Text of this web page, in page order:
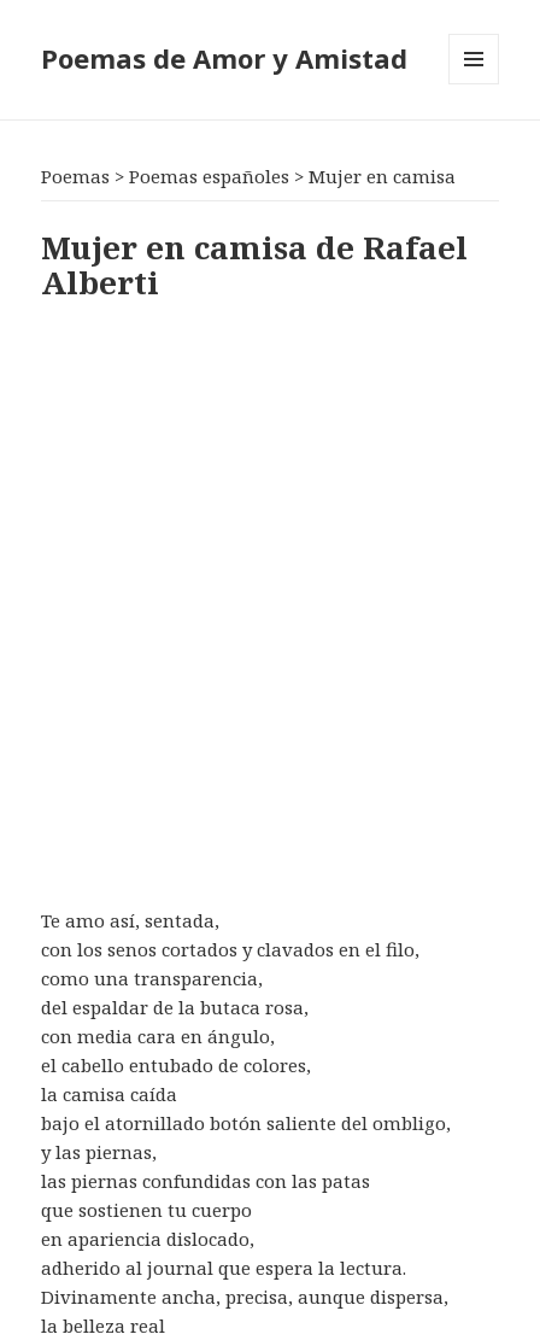
Poemas de Amor y Amistad
Poemas >Poemas españoles >Mujer en camisa
Mujer en camisa de Rafael
Alberti
Te amo así, sentada,
con los senos cortados y clavados en el filo,
como una transparencia,
del espaldar de la butaca rosa,
con media cara en ángulo,
el cabello entubado de colores,
la camisa caída
bajo el atornillado botón saliente del ombligo,
y las piernas,
las piernas confundidas con las patas
que sostienen tu cuerpo
en apariencia dislocado,
adherido al journal que espera la lectura.
Divinamente ancha, precisa, aunque dispersa,
la belleza real